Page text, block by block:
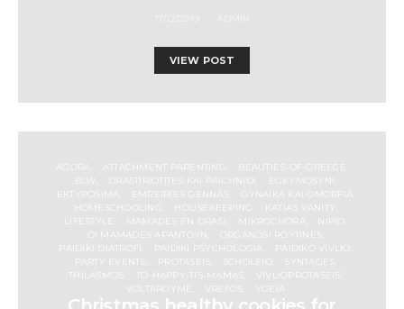
VIEW POST
AGORA ATTACHMENT PARENTING
BEAUTIES-OF-GREECE
BLW
DRASTIRIOTITES KAI PAICHNIDI
EGKYMOSYNI
EKTYPOSIMA
EMPEIRIES GENNAS
GYNAIKA KAI OMORFIA
HOMESCHOOLING
HOUSEKEEPING
KATIAS VANITY
LIFESTYLE
MAMADES EN DRASI MIKROCHORA
NIPIO
OI MAMADES APANTOYN
ORGANOSI ROYTINES
PAIDIKI DIATROFI
PAIDIKI PSYCHOLOGIA
PAIDIKO VIVLIO
PARTY EVENTS
PROTASEIS
SYNTAGES
THILASMOS
TO-HAPPY-TIS-MAMAS
VIVLIOPROTASEIS
VOLTAROYME
VREFOS YGEIA